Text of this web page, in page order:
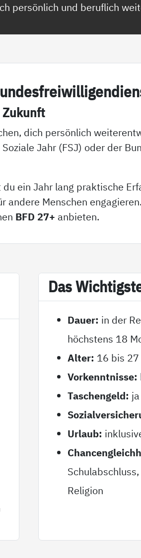
persönlich und beruflich
Zu­kunft
dich persönlich
Jahr (FSJ) oder der
ein Jahr lang praktische
Menschen
BFD 27+ anbieten.
Das
Dauer: in der
höchstens 18
Alter: 16 bis 27
Vorkenntnisse:
Taschengeld: ja
Urlaub:
Religion